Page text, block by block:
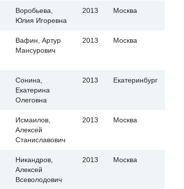
Воробьева,
Юлия Игоревна
2013 Москва
Вафин, Артур
Мансурович
2013 Москва
Сонина,
Екатерина
Олеговна
2013 Екатеринбург
Исмаилов,
Алексей
Станиславович
2013 Москва
Никандров,
Алексей
Всеволодович
2013 Москва